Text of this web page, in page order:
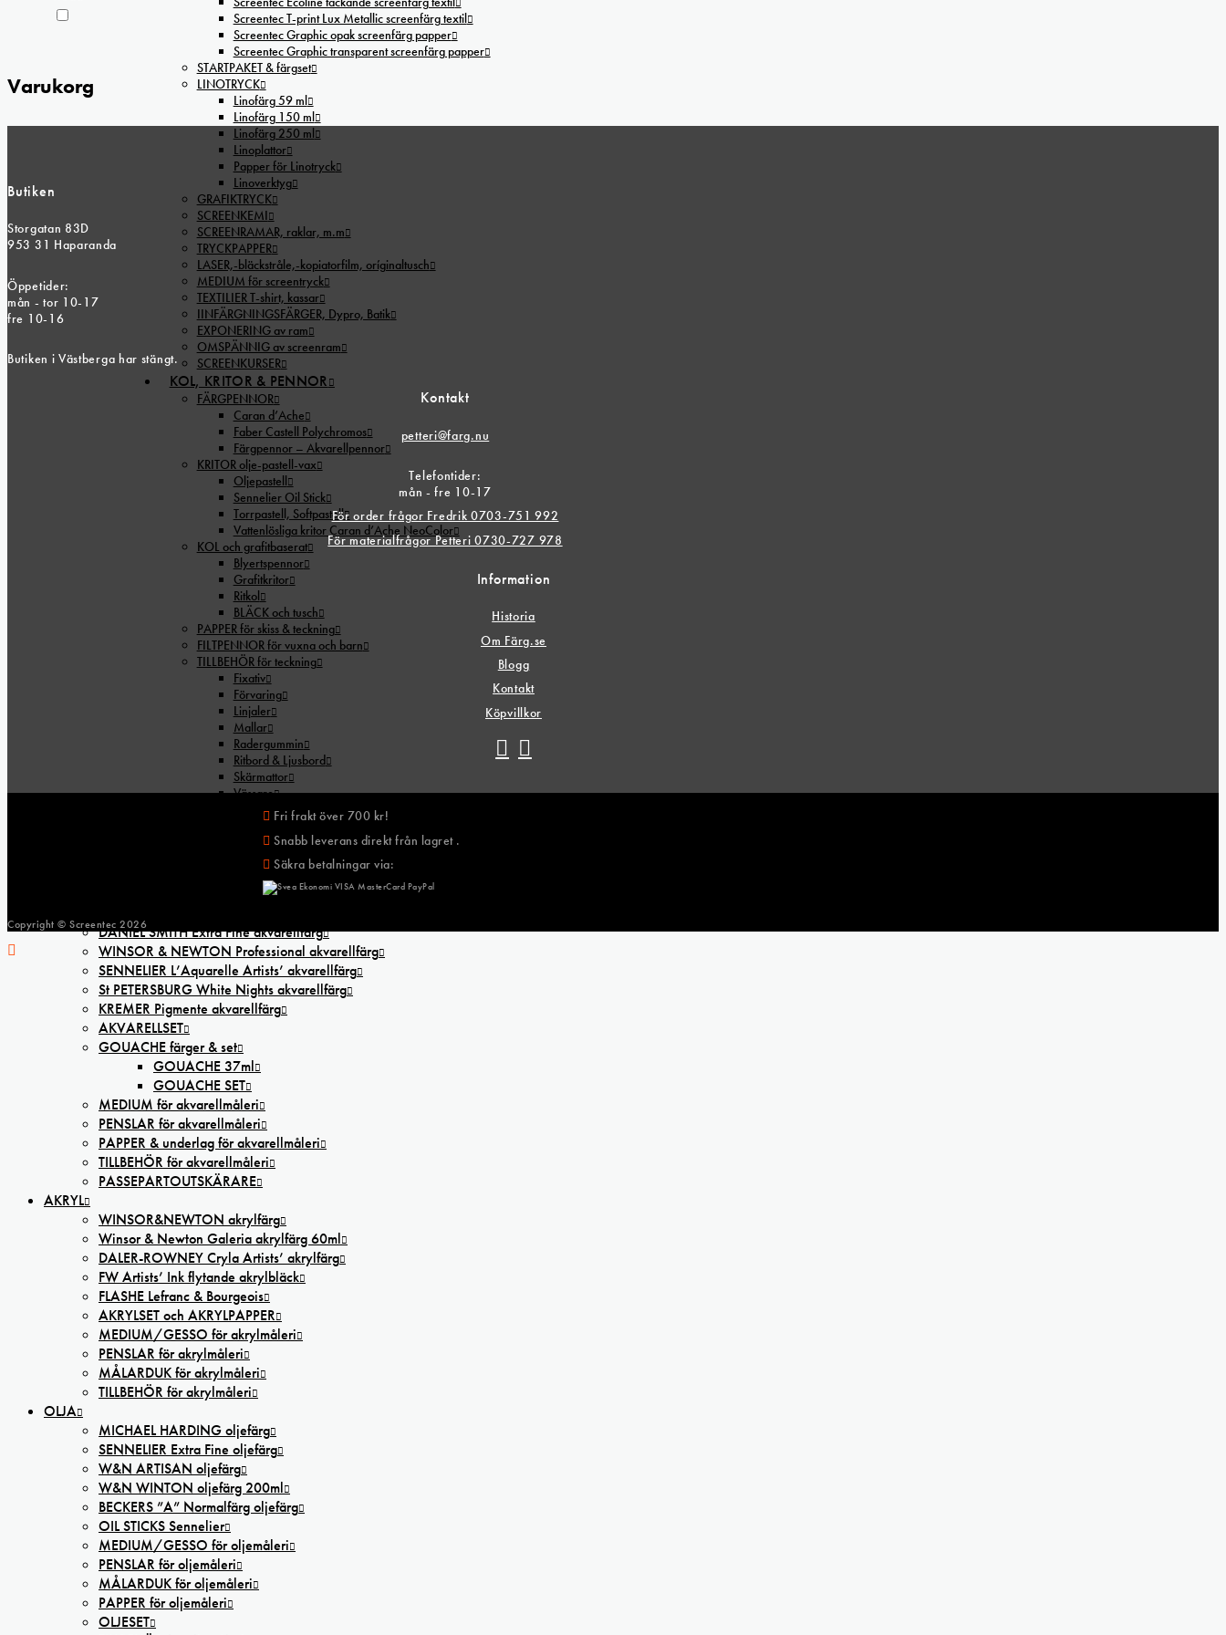
Screentec T-print Lux Metallic screenfärg textil
Screentec Graphic opak screenfärg papper
Screentec Graphic transparent screenfärg papper
STARTPAKET & färgset
LINOTRYCK
Linofärg 59 ml
Linofärg 150 ml
Linofärg 250 ml
Linoplattor
Papper för Linotryck
Linoverktyg
GRAFIKTRYCK
SCREENKEMI
SCREENRAMAR, raklar, m.m
TRYCKPAPPER
LASER,-bläckstråle,-kopiatorfilm, oríginaltusch
MEDIUM för screentryck
TEXTILIER T-shirt, kassar
IINFÄRGNINGSFÄRGER, Dypro, Batik
EXPONERING av ram
OMSPÄNNIG av screenram
SCREENKURSER
KOL, KRITOR & PENNOR
FÄRGPENNOR
Caran d’Ache
Faber Castell Polychromos
Färgpennor – Akvarellpennor
KRITOR olje-pastell-vax
Oljepastell
Sennelier Oil Stick
Torrpastell, Softpastell
Vattenlösliga kritor Caran d’Ache NeoColor
KOL och grafitbaserat
Blyertspennor
Grafitkritor
Ritkol
BLÄCK och tusch
PAPPER för skiss & teckning
FILTPENNOR för vuxna och barn
TILLBEHÖR för teckning
Fixativ
Förvaring
Linjaler
Mallar
Radergummin
Ritbord & Ljusbord
Skärmattor
Vässare
FOAMBOARD
BARN Ritpapper och färgpennor
DANIEL SMITH Extra Fine akvarellfärg
WINSOR & NEWTON Professional akvarellfärg
SENNELIER L’Aquarelle Artists’ akvarellfärg
St PETERSBURG White Nights akvarellfärg
KREMER Pigmente akvarellfärg
AKVARELLSET
GOUACHE färger & set
GOUACHE 37ml
GOUACHE SET
MEDIUM för akvarellmåleri
PENSLAR för akvarellmåleri
PAPPER & underlag för akvarellmåleri
TILLBEHÖR för akvarellmåleri
PASSEPARTOUTSKÄRARE
AKRYL
WINSOR&NEWTON akrylfärg
Winsor & Newton Galeria akrylfärg 60ml
DALER-ROWNEY Cryla Artists’ akrylfärg
FW Artists’ Ink flytande akrylbläck
FLASHE Lefranc & Bourgeois
AKRYLSET och AKRYLPAPPER
MEDIUM/GESSO för akrylmåleri
PENSLAR för akrylmåleri
MÅLARDUK för akrylmåleri
TILLBEHÖR för akrylmåleri
OLJA
MICHAEL HARDING oljefärg
SENNELIER Extra Fine oljefärg
W&N ARTISAN oljefärg
W&N WINTON oljefärg 200ml
BECKERS ”A” Normalfärg oljefärg
OIL STICKS Sennelier
MEDIUM/GESSO för oljemåleri
PENSLAR för oljemåleri
MÅLARDUK för oljemåleri
PAPPER för oljemåleri
OLJESET
Varukorg
Butiken
Storgatan 83D
953 31 Haparanda
Öppetider:
mån - tor 10-17
fre 10-16
Butiken i Västberga har stängt.
Kontakt
petteri@farg.nu
Telefontider:
mån - fre 10-17
För order frågor Fredrik 0703-751 992
För materialfrågor Petteri 0730-727 978
Information
Historia
Om Färg.se
Blogg
Kontakt
Köpvillkor
Fri frakt över 700 kr!
Snabb leverans direkt från lagret .
Säkra betalningar via:
Copyright © Screentec 2026